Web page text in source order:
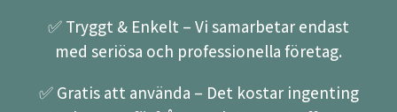
✅ Tryggt & Enkelt – Vi samarbetar endast
med seriösa och professionella företag.
✅ Gratis att använda – Det kostar ingenting